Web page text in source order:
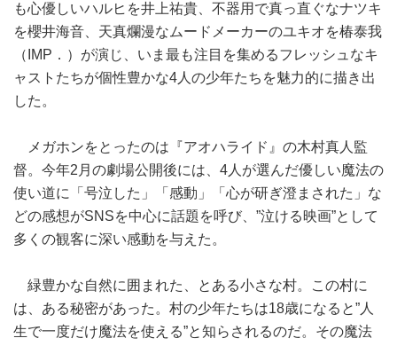
も心優しいハルヒを井上祐貴、不器用で真っ直ぐなナツキ
を櫻井海音、天真爛漫なムードメーカーのユキオを椿泰我
（IMP．）が演じ、いま最も注目を集めるフレッシュなキ
ャストたちが個性豊かな4人の少年たちを魅力的に描き出
した。
メガホンをとったのは『アオハライド』の木村真人監
督。今年2月の劇場公開後には、4人が選んだ優しい魔法の
使い道に「号泣した」「感動」「心が研ぎ澄まされた」な
どの感想がSNSを中心に話題を呼び、”泣ける映画”として
多くの観客に深い感動を与えた。
緑豊かな自然に囲まれた、とある小さな村。この村に
は、ある秘密があった。村の少年たちは18歳になると”人
生で一度だけ魔法を使える”と知らされるのだ。その魔法